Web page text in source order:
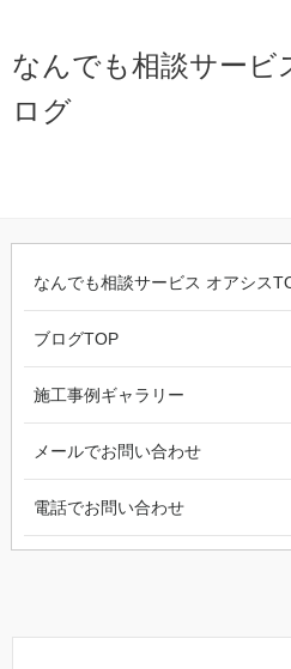
なんでも相談サービ
ログ
なんでも相談サービス オアシス
ブログTOP
施工事例ギャラリー
メールでお問い合わせ
電話でお問い合わせ